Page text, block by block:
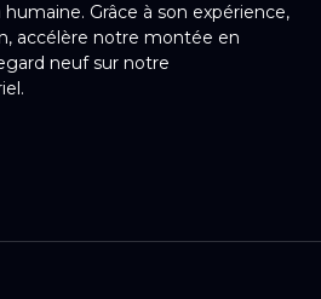
Grâce à son expérience,
accélère notre montée en
neuf sur notre